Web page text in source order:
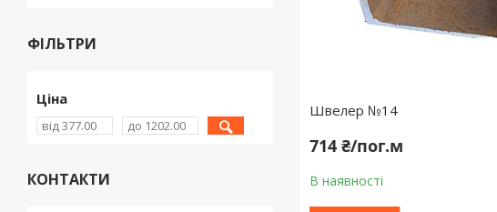
Швелер №14
714 ₴/пог.м
В наявності
ФІЛЬТРИ
Ціна
КОНТАКТИ